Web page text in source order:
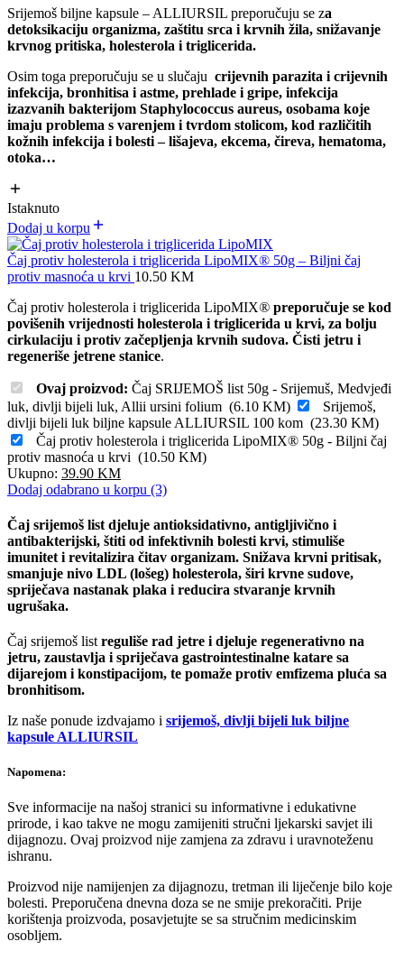
Srijemoš biljne kapsule – ALLIURSIL preporučuju se za
detoksikaciju organizma, zaštitu srca i krvnih žila, snižavanje
krvnog pritiska, holesterola i triglicerida.
Osim toga preporučuju se u slučaju crijevnih parazita i crijevnih
infekcija, bronhitisa i astme, prehlade i gripe, infekcija
izazvanih bakterijom Staphylococcus aureus, osobama koje
imaju problema s varenjem i tvrdom stolicom, kod različitih
kožnih infekcija i bolesti – lišajeva, ekcema, čireva, hematoma,
otoka…
Istaknuto
Dodaj u korpu
Čaj protiv holesterola i triglicerida LipoMIX® 50g – Biljni čaj
protiv masnoća u krvi 10.50 KM
Čaj protiv holesterola i triglicerida LipoMIX® preporučuje se kod
povišenih vrijednosti holesterola i triglicerida u krvi, za bolju
cirkulaciju i protiv začepljenja krvnih sudova. Čisti jetru i
regeneriše jetrene stanice.
Ovaj proizvod: Čaj SRIJEMOŠ list 50g - Srijemuš, Medvjeđi
luk, divlji bijeli luk, Allii ursini folium (6.10 KM)
Srijemoš,
divlji bijeli luk biljne kapsule ALLIURSIL 100 kom (23.30 KM)
Čaj protiv holesterola i triglicerida LipoMIX® 50g - Biljni čaj
protiv masnoća u krvi (10.50 KM)
Ukupno: 39.90 KM
Dodaj odabrano u korpu (3)
Čaj srijemoš list djeluje antioksidativno, antigljivično i
antibakterijski, štiti od infektivnih bolesti krvi, stimuliše
imunitet i revitalizira čitav organizam. Snižava krvni pritisak,
smanjuje nivo LDL (lošeg) holesterola, širi krvne sudove,
spriječava nastanak plaka i reducira stvaranje krvnih
ugrušaka.
Čaj srijemoš list reguliše rad jetre i djeluje regenerativno na
jetru, zaustavlja i spriječava gastrointestinalne katare sa
dijarejom i konstipacijom, te pomaže protiv emfizema pluća sa
bronhitisom.
Iz naše ponude izdvajamo i srijemoš, divlji bijeli luk biljne
kapsule ALLIURSIL
Napomena:
Sve informacije na našoj stranici su informativne i edukativne
prirode, i kao takve ne mogu zamijeniti stručni ljekarski savjet ili
dijagnozu. Ovaj proizvod nije zamjena za zdravu i uravnoteženu
ishranu.
Proizvod nije namijenjen za dijagnozu, tretman ili liječenje bilo koje
bolesti. Preporučena dnevna doza se ne smije prekoračiti. Prije
korištenja proizvoda, posavjetujte se sa stručnim medicinskim
osobljem.